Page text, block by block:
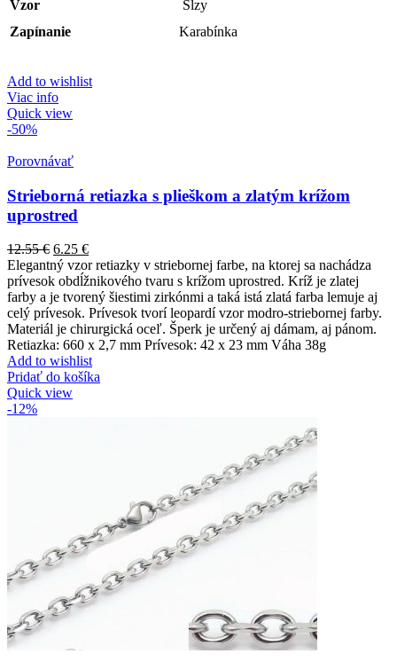
Vzor
Slzy
Zapínanie
Karabínka
Add to wishlist
Viac info
Quick view
-50%
Porovnávať
Strieborná retiazka s plieškom a zlatým krížom
uprostred
12.55€ 6.25 €
Elegantný vzor retiazky v striebornej farbe, na ktorej sa nachádza
prívesok obdĺžnikového tvaru s krížom uprostred. Kríž je zlatej
farby a je tvorený šiestimi zirkónmi a taká istá zlatá farba lemuje aj
celý prívesok. Prívesok tvorí leopardí vzor modro-striebornej farby.
Materiál je chirurgická oceľ. Šperk je určený aj dámam, aj pánom.
Retiazka: 660 x 2,7 mm Prívesok: 42 x 23 mm Váha 38g
Add to wishlist
Pridať do košíka
Quick view
-12%